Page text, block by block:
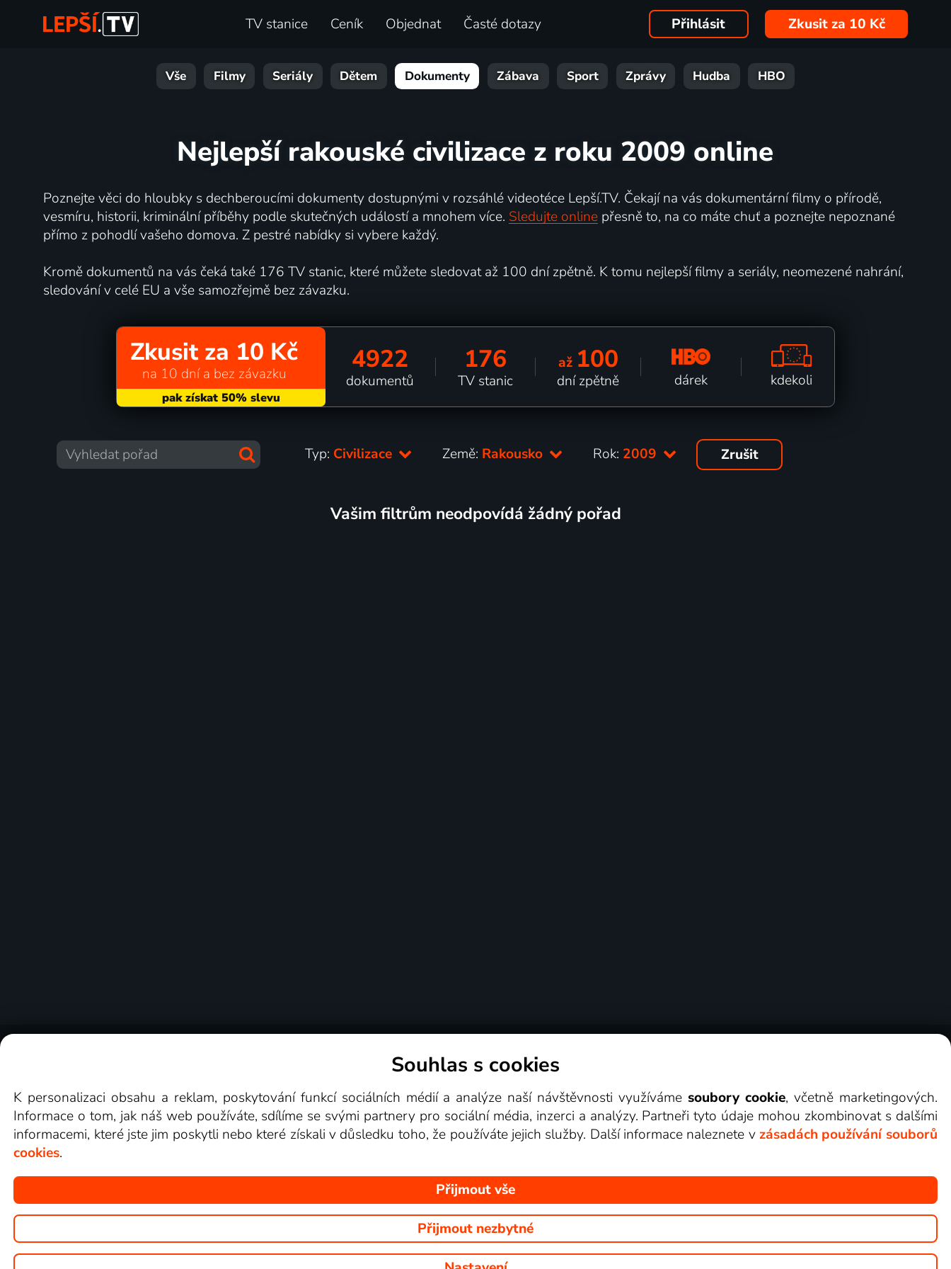
TV stanice Ceník Objednat Časté dotazy Přihlásit Zkusit za 10 Kč
Vše Filmy Seriály Dětem Dokumenty Zábava Sport Zprávy Hudba HBO
Nejlepší rakouské civilizace z roku 2009 online
Poznejte věci do hloubky s dechberoucími dokumenty dostupnými v rozsáhlé videotéce Lepší.TV. Čekají na vás dokumentární filmy o přírodě,
vesmíru, historii, kriminální příběhy podle skutečných událostí a mnohem více. Sledujte onlinepřesně to, na co máte chuť a poznejte nepoznané
přímo z pohodlí vašeho domova. Z pestré nabídky si vybere každý.
Kromě dokumentů na vás čeká také 176 TV stanic, které můžete sledovat až 100 dní zpětně. K tomu nejlepší filmy a seriály, neomezené nahrání,
sledování v celé EU a vše samozřejmě bez závazku.
Zkusit za 10 Kč
na 10 dní a bez závazku 4922
dokumentů
176
TV stanic
až 100
dní zpětně dárek kdekoli
Typ: Civilizace Země: Rakousko Rok: 2009 Zrušit
Vašim filtrům neodpovídá žádný pořad
Videotéka
Copyright © goNET s.r.o. Na tomto webu jsou zobrazovány obrázky z pořadů TV stanic, které můžete sledovat v Lepší.TV.
Souhlas s cookies
K personalizaci obsahu a reklam, poskytování funkcí sociálních médií a analýze naší návštěvnosti využívámesoubory cookie, včetně marketingových.
Informace o tom, jak náš web používáte, sdílíme se svými partnery pro sociální média, inzerci a analýzy. Partneři tyto údaje mohou zkombinovat s dalšími
informacemi, které jste jim poskytli nebo které získali v důsledku toho, že používáte jejich služby. Další informace naleznete v zásadách používání souborů
cookies.
Přijmout vše
Přijmout nezbytné